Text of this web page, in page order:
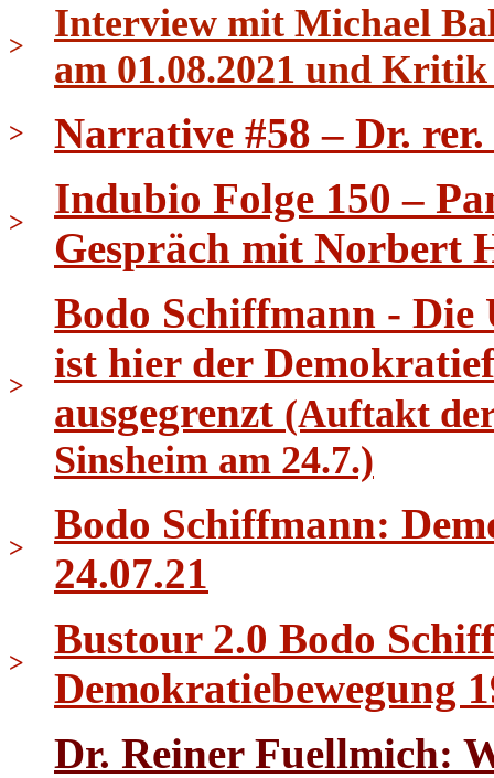
>
Interview mit Michael
am 01.08.2021 und Kritik
> Narrative #58 – Dr.
>
Indubio Folge 150 –
Gespräch mit Norbert
>
Bodo Schiffmann -
ist hier der
ausgegrenzt (Auftakt
Sinsheim am 24.7.)
>
Bodo Schiffmann:
24.07.21
>
Bustour 2.0 Bodo
Demokratiebewegung
Dr. Reiner Fuellmich: